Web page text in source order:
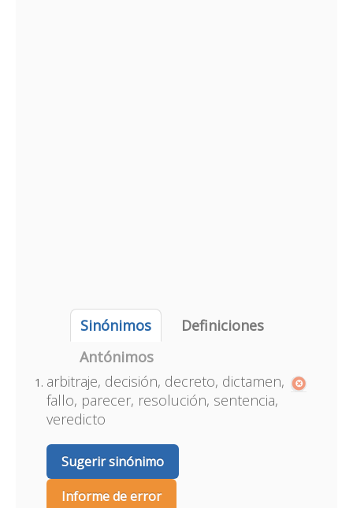
Sinónimos
Definiciones
Antónimos
arbitraje, decisión, decreto, dictamen,
fallo, parecer, resolución, sentencia,
veredicto
Sugerir sinónimo
Informe de error